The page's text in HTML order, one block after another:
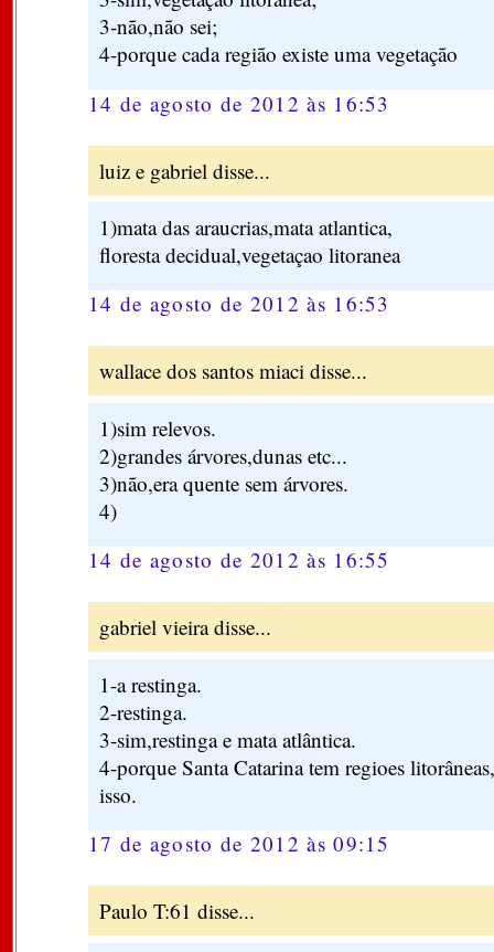
3-não,não sei;
4-porque cada região existe uma vegetação
14 de agosto de 2012 às 16:53
luiz e gabriel disse...
1)mata das araucrias,mata atlantica,
floresta decidual,vegetaçao litoranea
14 de agosto de 2012 às 16:53
wallace dos santos miaci disse...
1)sim relevos.
2)grandes árvores,dunas etc...
3)não,era quente sem árvores.
4)
14 de agosto de 2012 às 16:55
gabriel vieira disse...
1-a restinga.
2-restinga.
3-sim,restinga e mata atlântica.
4-porque Santa Catarina tem regioes
isso.
17 de agosto de 2012 às 09:15
Paulo T:61 disse...